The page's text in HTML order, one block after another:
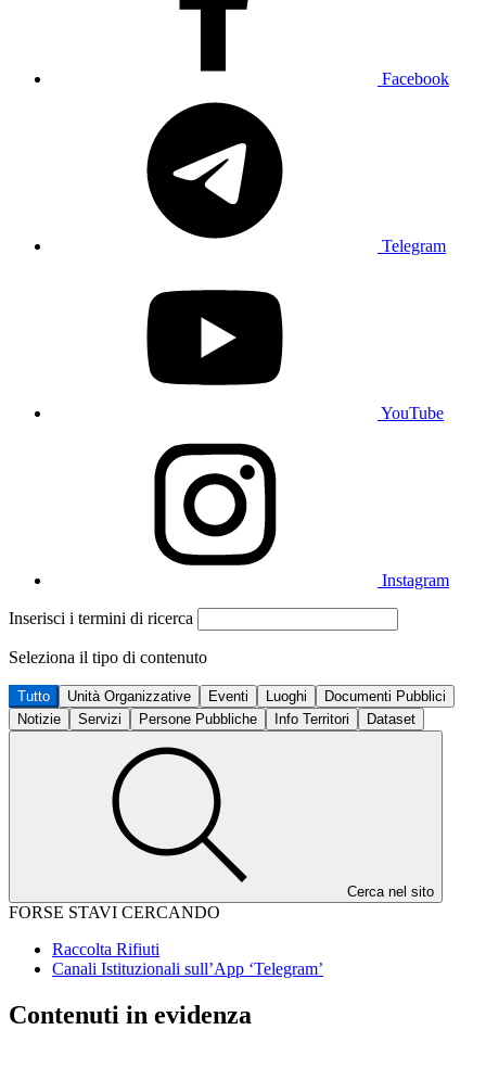
Facebook
Telegram
YouTube
Instagram
Inserisci i termini di ricerca
Seleziona il tipo di contenuto
Tutto Unità Organizzative Eventi Luoghi
Documenti Pubblici
Notizie
Servizi Persone Pubbliche Info Territori Dataset
Cerca nel sito
FORSE STAVI CERCANDO
Raccolta Rifiuti
Canali Istituzionali sull’App ‘Telegram’
Contenuti in evidenza